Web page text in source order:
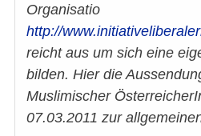
Organisatio
http://
reicht aus um sich eine
bilden. Hier die
Muslimischer
07.03.2011 zur